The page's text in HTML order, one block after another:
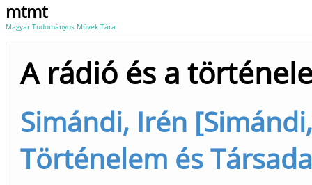
mtmt
Magyar Tudományos Művek Tára
A rádió és a
Simándi, Irén
Történelem és